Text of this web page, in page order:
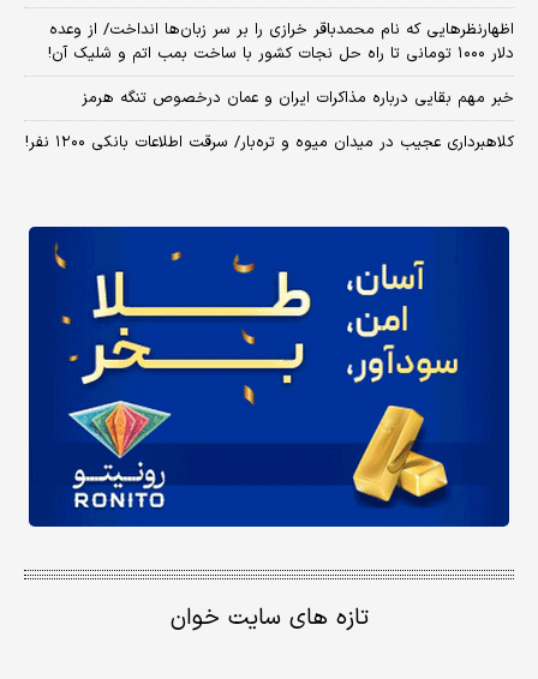
اظهارنظرهایی که نام محمدباقر خرازی را بر سر زبان‌ها انداخت/ از وعده
دلار ۱۰۰۰ تومانی تا راه حل نجات کشور با ساخت بمب اتم و شلیک آن!
خبر مهم بقایی درباره مذاکرات ایران و عمان درخصوص تنگه هرمز
کلاهبرداری عجیب در میدان میوه و تره‌بار/ سرقت اطلاعات بانکی ۱۲۰۰ نفر!
تازه های سایت خوان